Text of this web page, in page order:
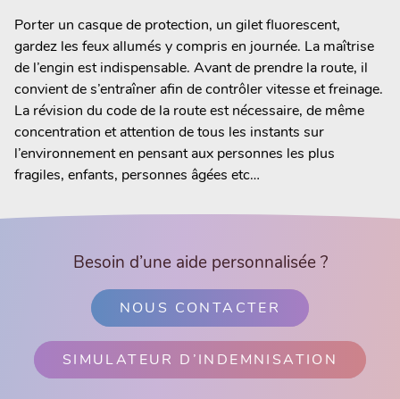
Porter un casque de protection, un gilet fluorescent,
gardez les feux allumés y compris en journée. La maîtrise
de l’engin est indispensable. Avant de prendre la route, il
convient de s’entraîner afin de contrôler vitesse et freinage.
La révision du code de la route est nécessaire, de même
concentration et attention de tous les instants sur
l’environnement en pensant aux personnes les plus
fragiles, enfants, personnes âgées etc…
Besoin d’une aide personnalisée ?
NOUS CONTACTER
SIMULATEUR D’INDEMNISATION